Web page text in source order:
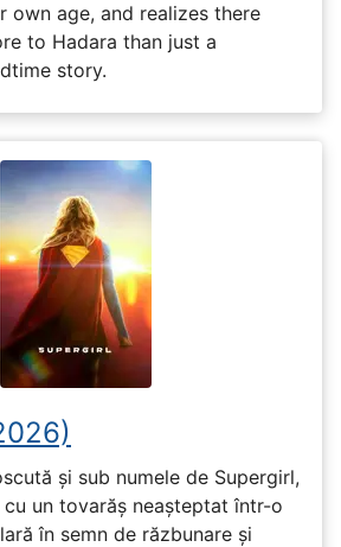
own age, and realizes there
to Hadara than just a
story.
și sub numele de Supergirl,
un tovarăș neașteptat într-o
în semn de răzbunare și